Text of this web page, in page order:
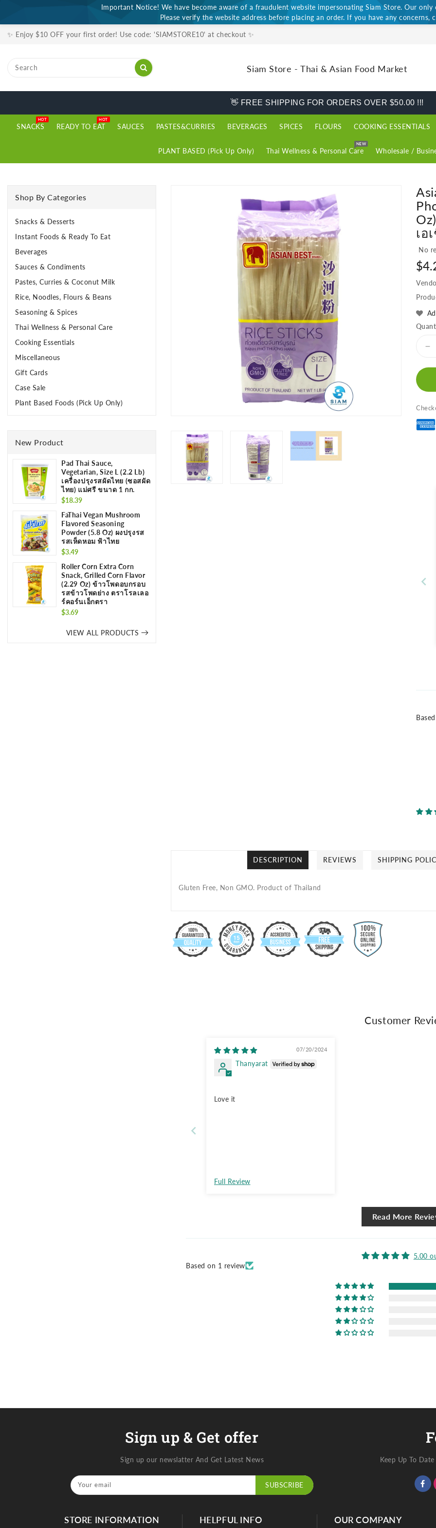
Important Notice! We have become aware of a fraudulent website impersonating Siam Store. Our
Please verify the website address before placing an order. If you have any concerns,
✨ Enjoy $10 OFF your first order! Use code: 'SIAMSTORE10' at checkout ✨
Siam Store - Thai & Asian Food Market
👋 FREE SHIPPING FOR ORDERS OVER $50.00 !!!
SNACKS
HOT
READY TO EAT
HOT
SAUCES PASTES&CURRIES BEVERAGES SPICES FLOURS COOKING ESSENTIALS
PLANT BASED (Pick Up Only) Thai Wellness & Personal Care
NEW
Wholesale /
Shop By Categories
Snacks & Desserts
Instant Foods & Ready To Eat
Beverages
Sauces & Condiments
Pastes, Curries & Coconut Milk
Rice, Noodles, Flours & Beans
Seasoning & Spices
Thai Wellness & Personal Care
Cooking Essentials
Miscellaneous
Gift Cards
Case Sale
Plant Based Foods (Pick Up Only)
New Product
Pad Thai Sauce,
Vegetarian, Size L (2.2 Lb)
เครื่องปรุงรสผัดไทย (ซอสผัด
ไทย) แม่ศรี ขนาด 1 กก.
Regular
price
$18.39
FaThai Vegan Mushroom
Flavored Seasoning
Powder (5.8 Oz) ผงปรุงรส
รสเห็ดหอม ฟ้าไทย
Regular
price
$3.49
Roller Corn Extra Corn
Snack, Grilled Corn Flavor
(2.29 Oz) ข้าวโพดอบกรอบ
รสข้าวโพดย่าง ตราโรลเลอ
ร์คอร์นเอ็กตรา
Regular
$3.69
VIEW ALL PRODUCTS
เอ
No
DESCRIPTION REVIEWS SHIPPING
Gluten Free, Non GMO. Product of Thailand
Customer
07/20/2024
Thanyarat
Love it
Full Review
Read More
5.00
Based on 1 review
Sign up & Get offer
Sign up our newslatter And Get Latest News
Your email SUBSCRIBE
Keep Up To
STORE INFORMATION HELPFUL INFO OUR COMPANY